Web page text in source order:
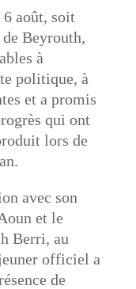
août, soit
Beyrouth,
à
politique, à
et a promis
qui ont
lors de
avec son
et le
Berri, au
officiel a
de